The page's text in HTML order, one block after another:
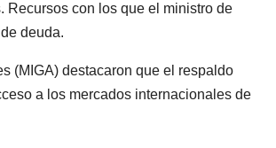
Recursos con los que el ministro de
deuda.
(MIGA) destacaron que el respaldo
a los mercados internacionales de